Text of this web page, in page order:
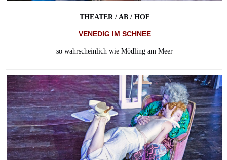
THEATER / AB / HOF
VENEDIG IM SCHNEE
so wahrscheinlich wie Mödling am Meer